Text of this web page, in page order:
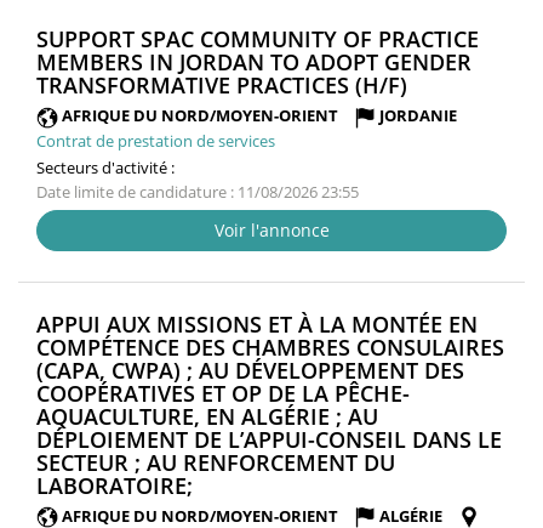
SUPPORT SPAC COMMUNITY OF PRACTICE
MEMBERS IN JORDAN TO ADOPT GENDER
TRANSFORMATIVE PRACTICES (H/F)
FENÊTRE)
AFRIQUE DU NORD/MOYEN-ORIENT
JORDANIE
Contrat de prestation de services
Secteurs d'activité :
Date limite de candidature : 11/08/2026 23:55
Voir l'annonce
APPUI AUX MISSIONS ET À LA MONTÉE EN
COMPÉTENCE DES CHAMBRES CONSULAIRES
(CAPA, CWPA) ; AU DÉVELOPPEMENT DES
COOPÉRATIVES ET OP DE LA PÊCHE-
AQUACULTURE, EN ALGÉRIE ; AU
DÉPLOIEMENT DE L’APPUI-CONSEIL DANS LE
SECTEUR ; AU RENFORCEMENT DU
LABORATOIRE;
FENÊTRE)
AFRIQUE DU NORD/MOYEN-ORIENT
ALGÉRIE